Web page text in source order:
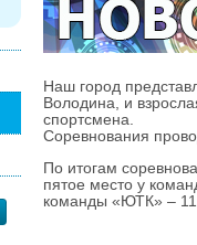
Наш город
Володина, и
спортсмена.
Соревнования
По итогам
пятое место у
команды «ЮТК» – 11